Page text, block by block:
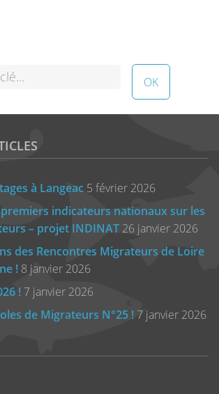
à Langeac 5 février 2026
indicateurs nationaux sur les
– projet INDINAT 26 janvier 2026
des Rencontres Migrateurs de Loire
! 8 janvier 2026
! 7 janvier 2026
de Migrateurs N°25 ! 7 janvier 2026